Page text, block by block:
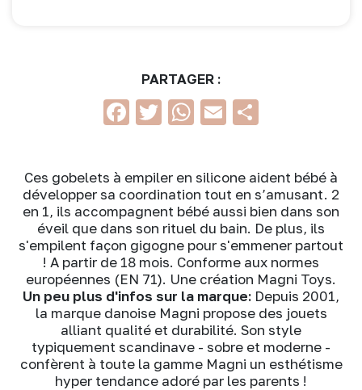
PARTAGER :
Facebook
Twitter
WhatsApp
Email
Ces gobelets à empiler en silicone aident bébé à
développer sa coordination tout en s’amusant. 2
en 1, ils accompagnent bébé aussi bien dans son
éveil que dans son rituel du bain. De plus, ils
s'empilent façon gigogne pour s'emmener partout
! A partir de 18 mois. Conforme aux normes
européennes (EN 71). Une création Magni Toys.
Un peu plus d'infos sur la marque: Depuis 2001,
la marque danoise Magni propose des jouets
alliant qualité et durabilité. Son style
typiquement scandinave - sobre et moderne -
confèrent à toute la gamme Magni un esthétisme
hyper tendance adoré par les parents !